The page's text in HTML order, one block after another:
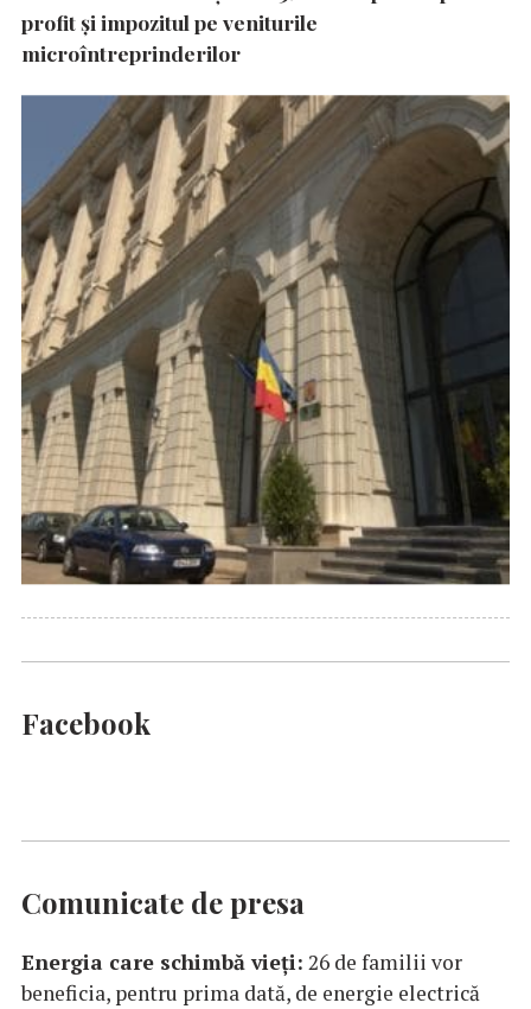
profit și impozitul pe veniturile
microîntreprinderilor
Facebook
Comunicate de presa
Energia care schimbă vieți: 26 de familii vor
beneficia, pentru prima dată, de energie electrică